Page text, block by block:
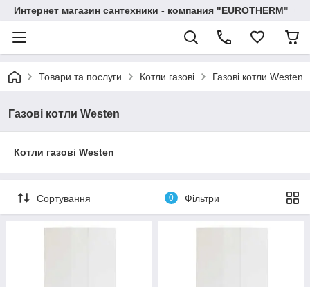
Интернет магазин сантехники - компания "EUROTHERM"
Товари та послуги Котли газові Газові котли Westen
Газові котли Westen
Котли газові Westen
Сортування 0 Фільтри